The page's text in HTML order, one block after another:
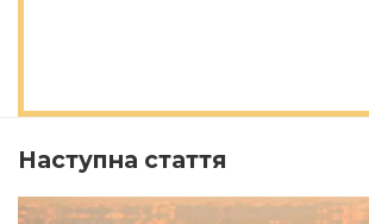
Наступна стаття